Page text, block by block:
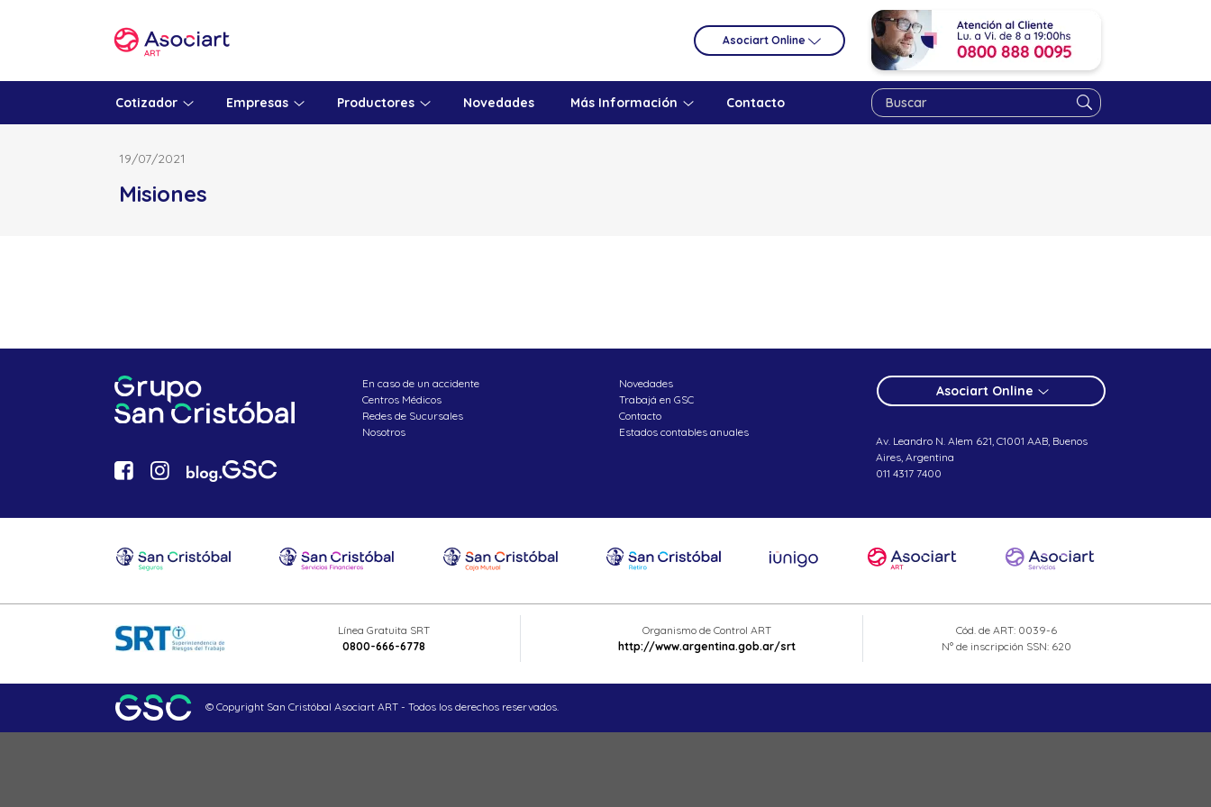
Asociart Online
Cotizador Empresas Productores Novedades Más Información Contacto
19/07/2021
Misiones
En caso de un accidente
Centros Médicos
Redes de Sucursales
Nosotros
Novedades
Trabajá en GSC
Contacto
Estados contables anuales
Asociart Online
Av. Leandro N. Alem 621, C1001 AAB, Buenos
Aires, Argentina
011 4317 7400
Cód. de ART: 0039-6
N° de inscripción SSN: 620
Organismo de Control ART
http://www.argentina.gob.ar/srt
Línea Gratuita SRT
0800-666-6778
© Copyright San Cristóbal Asociart ART - Todos los derechos reservados.